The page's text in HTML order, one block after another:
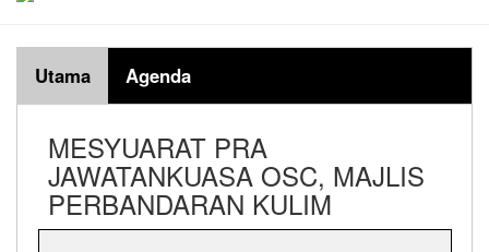
Utama Agenda
MESYUARAT PRA
JAWATANKUASA OSC, MAJLIS
PERBANDARAN KULIM